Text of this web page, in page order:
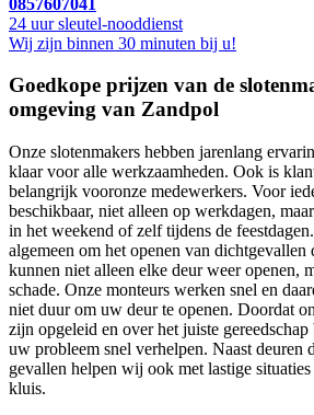
24 uur sleutel-nooddienst
Wij zijn binnen 30 minuten bij u!
Goedkope prijzen van de
omgeving van Zandpol
Onze slotenmakers hebben jarenlang
klaar voor alle werkzaamheden. Ook is
belangrijk vooronze medewerkers. Voor
beschikbaar, niet alleen op werkdagen, maar
in het weekend of zelf tijdens de
algemeen om het openen van dichtgevallen
kunnen niet alleen elke deur weer openen,
schade. Onze monteurs werken snel en
niet duur om uw deur te openen. Doordat
zijn opgeleid en over het juiste
uw probleem snel verhelpen. Naast deuren
gevallen helpen wij ook met lastige
kluis.